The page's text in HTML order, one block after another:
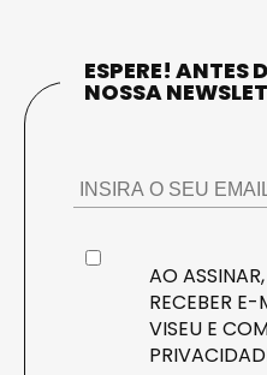
ESPERE! ANTES
NOSSA
AO
RECEBER
VISEU E